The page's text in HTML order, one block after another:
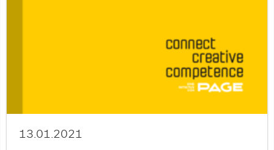
13.01.2021